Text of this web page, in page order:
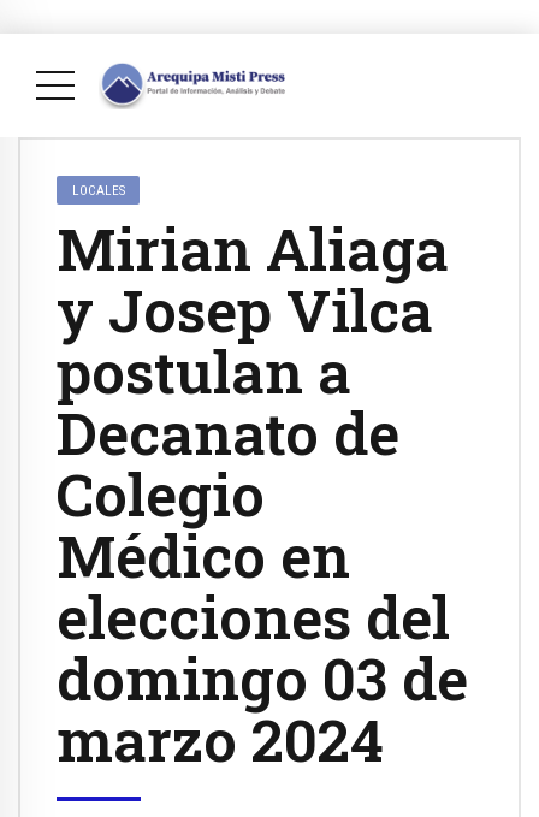
LOCALES
Mirian Aliaga
y Josep Vilca
postulan a
Decanato de
Colegio
Médico en
elecciones del
domingo 03 de
marzo 2024